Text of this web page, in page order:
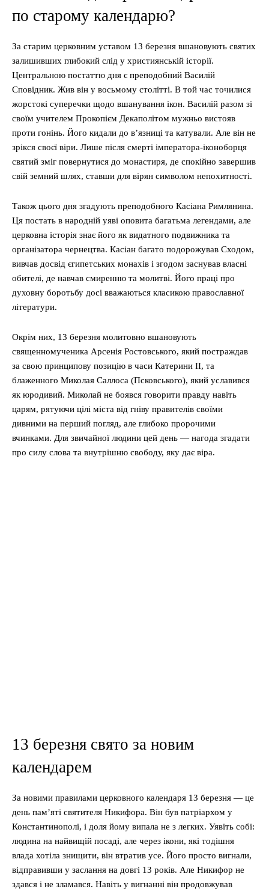
по старому календарю?
За старим церковним уставом 13 березня вшановують святих
залишивших глибокий слід у християнській історії.
Центральною постаттю дня є преподобний Василій
Сповідник. Жив він у восьмому столітті. В той час точилися
жорстокі суперечки щодо вшанування ікон. Василій разом зі
своїм учителем Прокопієм Декаполітом мужньо вистояв
проти гонінь. Його кидали до в’язниці та катували. Але він не
зрікся своєї віри. Лише після смерті імператора-іконоборця
святий зміг повернутися до монастиря, де спокійно завершив
свій земний шлях, ставши для вірян символом непохитності.
Також цього дня згадують преподобного Касіана Римлянина.
Ця постать в народній уяві оповита багатьма легендами, але
церковна історія знає його як видатного подвижника та
організатора чернецтва. Касіан багато подорожував Сходом,
вивчав досвід єгипетських монахів і згодом заснував власні
обителі, де навчав смиренню та молитві. Його праці про
духовну боротьбу досі вважаються класикою православної
літератури.
Окрім них, 13 березня молитовно вшановують
священномученика Арсенія Ростовського, який постраждав
за свою принципову позицію в часи Катерини II, та
блаженного Миколая Саллоса (Псковського), який уславився
як юродивий. Миколай не боявся говорити правду навіть
царям, рятуючи цілі міста від гніву правителів своїми
дивними на перший погляд, але глибоко пророчими
вчинками. Для звичайної людини цей день — нагода згадати
про силу слова та внутрішню свободу, яку дає віра.
13 березня свято за новим
календарем
За новими правилами церковного календаря 13 березня — це
день пам’яті святителя Никифора. Він був патріархом у
Константинополі, і доля йому випала не з легких. Уявіть собі:
людина на найвищій посаді, але через ікони, які тодішня
влада хотіла знищити, він втратив усе. Його просто вигнали,
відправивши у заслання на довгі 13 років. Але Никифор не
здався і не зламався. Навіть у вигнанні він продовжував